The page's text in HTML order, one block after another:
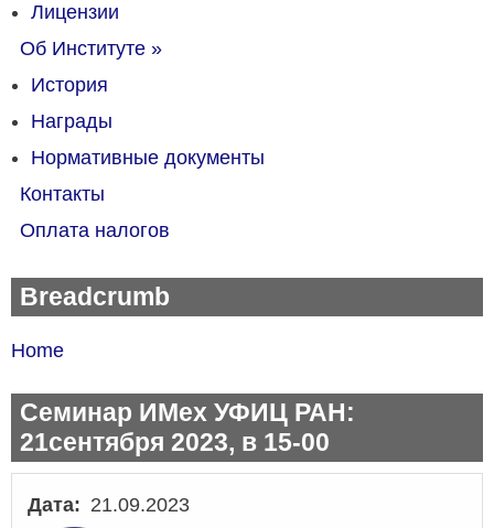
Лицензии
Об Институте »
История
Награды
Нормативные документы
Контакты
Оплата налогов
Breadcrumb
Home
Семинар ИМех УФИЦ РАН:
21сентября 2023, в 15-00
Дата 21.09.2023